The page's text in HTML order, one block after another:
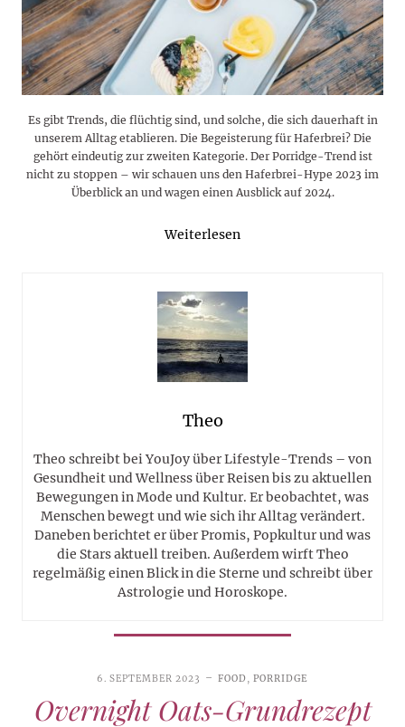
Es gibt Trends, die flüchtig sind, und solche, die sich dauerhaft in
unserem Alltag etablieren. Die Begeisterung für Haferbrei? Die
gehört eindeutig zur zweiten Kategorie. Der Porridge-Trend ist
nicht zu stoppen – wir schauen uns den Haferbrei-Hype 2023 im
Überblick an und wagen einen Ausblick auf 2024.
Weiterlesen
Theo
Theo schreibt bei YouJoy über Lifestyle-Trends – von
Gesundheit und Wellness über Reisen bis zu aktuellen
Bewegungen in Mode und Kultur. Er beobachtet, was
Menschen bewegt und wie sich ihr Alltag verändert.
Daneben berichtet er über Promis, Popkultur und was
die Stars aktuell treiben. Außerdem wirft Theo
regelmäßig einen Blick in die Sterne und schreibt über
Astrologie und Horoskope.
6. SEPTEMBER 2023 FOOD ,PORRIDGE
Overnight Oats-Grundrezept